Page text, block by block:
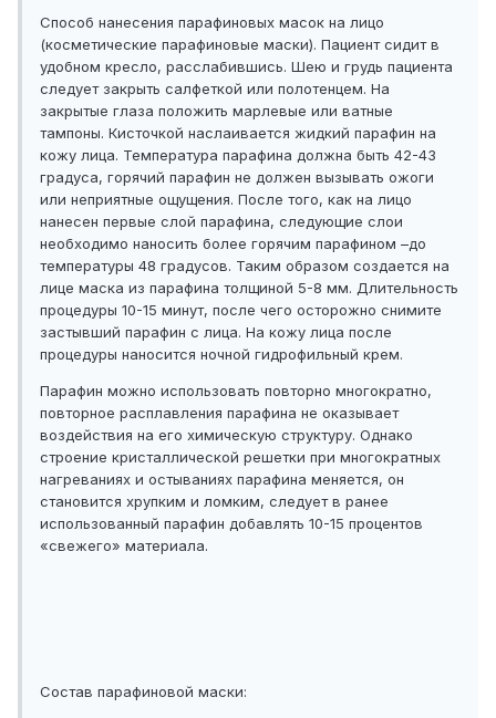
Способ нанесения парафиновых масок на лицо
(косметические парафиновые маски). Пациент сидит в
удобном кресло, расслабившись. Шею и грудь пациента
следует закрыть салфеткой или полотенцем. На
закрытые глаза положить марлевые или ватные
тампоны. Кисточкой наслаивается жидкий парафин на
кожу лица. Температура парафина должна быть 42-43
градуса, горячий парафин не должен вызывать ожоги
или неприятные ощущения. После того, как на лицо
нанесен первые слой парафина, следующие слои
необходимо наносить более горячим парафином –до
температуры 48 градусов. Таким образом создается на
лице маска из парафина толщиной 5-8 мм. Длительность
процедуры 10-15 минут, после чего осторожно снимите
застывший парафин с лица. На кожу лица после
процедуры наносится ночной гидрофильный крем.
Парафин можно использовать повторно многократно,
повторное расплавления парафина не оказывает
воздействия на его химическую структуру. Однако
строение кристаллической решетки при многократных
нагреваниях и остываниях парафина меняется, он
становится хрупким и ломким, следует в ранее
использованный парафин добавлять 10-15 процентов
«свежего» материала.
Состав парафиновой маски: